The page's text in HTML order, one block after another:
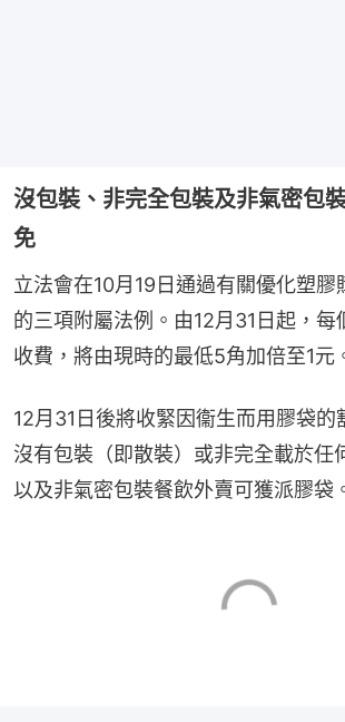
沒包裝、非完全包裝及非氣密包
免
立法會在10月19日通過有關優化塑膠
的三項附屬法例。由12月31日起，每
收費，將由現時的最低5角加倍至1元
12月31日後將收緊因衞生而用膠袋的
沒有包裝（即散裝）或非完全載於任
以及非氣密包裝餐飲外賣可獲派膠袋